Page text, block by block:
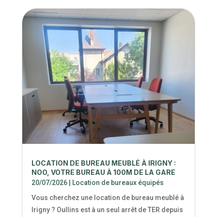
LOCATION DE BUREAU MEUBLÉ À IRIGNY :
NOO, VOTRE BUREAU À 100M DE LA GARE
20/07/2026| Location de bureaux équipés
Vous cherchez une location de bureau meublé à
Irigny ? Oullins est à un seul arrêt de TER depuis